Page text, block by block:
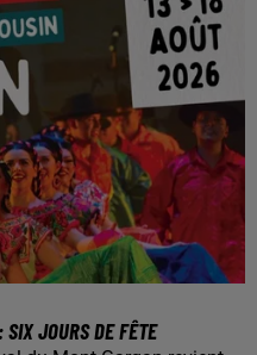
JOURS DE FÊTE